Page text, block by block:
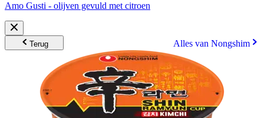
Amo Gusti - olijven gevuld met citroen
Terug Alles van Nongshim